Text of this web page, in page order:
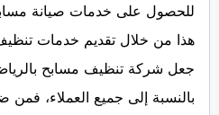
للحصول على خدمات صيانة
هذا من خلال تقديم خدمات
جعل شركة تنظيف مسابح بالرياض
بالنسبة إلى جميع العملاء، فمن